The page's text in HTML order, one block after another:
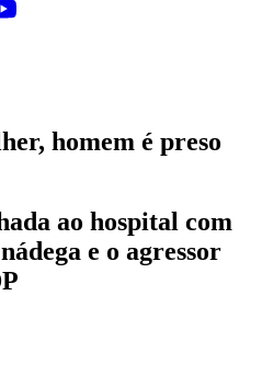
homem é preso
ao hospital com
e o agressor